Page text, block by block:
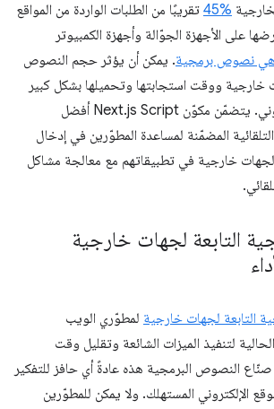
%45
تقريبًا من الطلبات الواردة من المواقع
على الأجهزة الجوّالة وأجهزة الكمبيوتر
. يمكن أن يؤثر حجم النصوص
خارجية ووقت استجابتها وتحميلها بشكل كبير
في أداء الموقع الإلكتروني. يتضمّن مكوّن Next.js Script أفضل
المضمّنة لمساعدة المطوّرين في إدخال
خارجية في تطبيقاتهم مع معالجة مشاكل
التابعة لجهات خارجية
التابعة لجهات خارجية لمطوّري الويب
لتنفيذ الميزات الشائعة وتقليل وقت
صنّاع النصوص البرمجية هذه عادةً أي حافز للتفكير
الإلكتروني المستهلك. ولا يمكن للمطوّرين